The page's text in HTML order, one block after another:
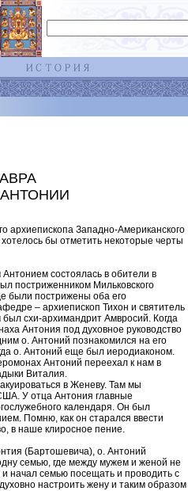
архиепископа Западно-Американского
бы отметить некоторые черты
состоялась в обители в
постриженником Мильковского
были пострижены оба его
– архиепископ Тихон и святитель
схи-архимандрит Амвросий. Когда
Антония под духовное руководство
о. Антоний познакомился на его
о. Антоний еще был иеродиаконом.
Антоний переехал к нам в
Виталия.
в Женеву. Там мы
У отца Антония главные
календаря. Он был
Помню, как он старался ввести
в наше клиросное пение.
(Бартошевича), о. Антоний
семью, где между мужем и женой не
начал семью посещать и проводить с
настроить жену и таким образом